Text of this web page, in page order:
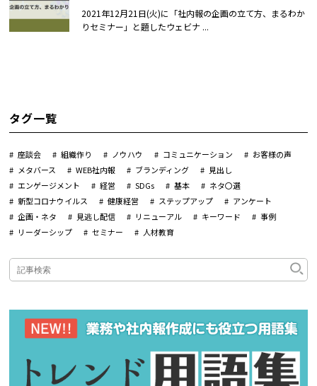
2021年12月21日(火)に「社内報の企画の立て方、まるわか
りセミナー」と題したウェビナ ...
タグ一覧
座談会 組織作り ノウハウ コミュニケーション
お客様の声
メタバース
WEB社内報 ブランディング
見出し
エンゲージメント
経営 SDGs 基本
ネタ〇選
新型コロナウイルス
健康経営 ステップアップ
アンケート
企画・ネタ
見逃し配信 リニューアル キーワード
事例
リーダーシップ
セミナー 人材教育